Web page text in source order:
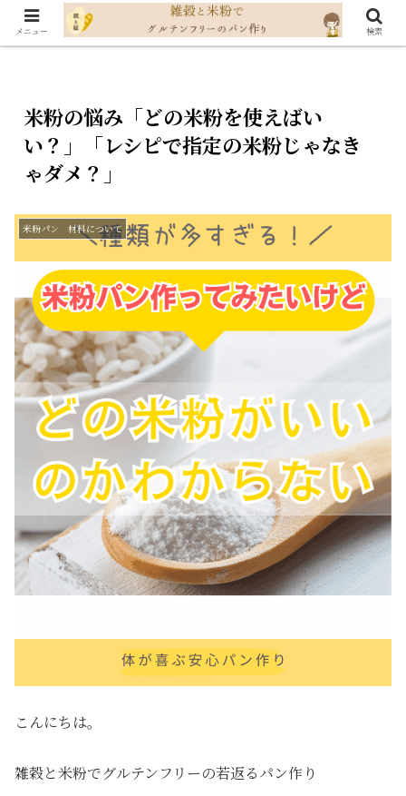
米粉の悩み「どの米粉を使えばい
い？」「レシピで指定の米粉じゃなき
ゃダメ？」
米粉パン 材料について
こんにちは。
雑穀と米粉でグルテンフリーの若返るパン作り
メニュー 検索